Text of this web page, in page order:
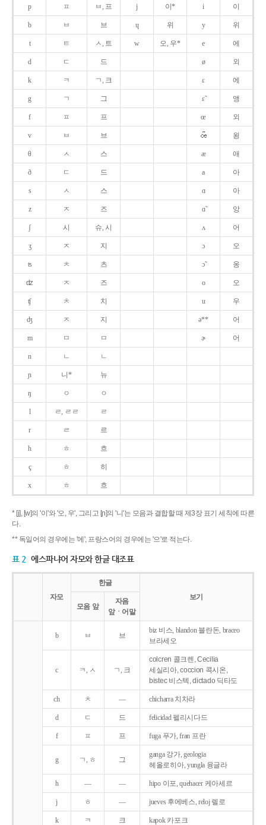
p ㅍ ㅂ, 프 j 이* i 이
b ㅂ 브 ɥ 위 y 위
t ㅌ ㅅ, 트 w 오, 우* e 에
d ㄷ 드 ø 외
k ㅋ ㄱ, 크 ɛ 에
g ㄱ 그 ɛ̃ 앵
f ㅍ 프 œ 외
v ㅂ 브 욍
θ ㅅ 스 æ 애
ð ㄷ 드 a 아
s ㅅ 스 ɑ 아
z ㅈ 즈 ɑ̃ 앙
ʃ 시 슈, 시 ʌ 어
ʒ ㅈ 지 ɔ 오
ʦ ㅊ 츠 ɔ̃ 옹
ʣ ㅈ 즈 o 오
ʧ ㅊ 치 u 우
ʤ ㅈ 지 ə** 어
m ㅁ ㅁ ɚ 어
n ㄴ ㄴ
ɲ 니* 뉴
ŋ ㅇ ㅇ
l ㄹ, ㄹㄹ ㄹ
r ㄹ 르
h ㅎ 흐
ç ㅎ 히
x ㅎ 흐
* [j], [w]의 '이'와 '오, 우', 그리고 [ɲ]의 '니'는 모음과 결합할 때 제3장 표기 세칙에 따른
다.
** 독일어의 경우에는 '에', 프랑스어의 경우에는 '으'로 적는다.
표 2 에스파냐어 자모와 한글 대조표
자모
한글
보기
모음 앞
자음
앞ㆍ어말
b ㅂ 브
biz 비스, blandon 블란돈, braceo
브라세오
c ㅋ, ㅅ ㄱ, 크
colcren 콜크렌, Cecilia
세실리아, coccion 콕시온,
bistec 비스텍, dictado 딕타도
ch ㅊ ― chicharra 치차라
d ㄷ 드 felicidad 펠리시다드
f ㅍ 프 fuga 푸가, fran 프란
g ㄱ, ㅎ 그
ganga 강가, geologia
헤올로히아, yungla 융글라
h ― ― hipo 이포, quehacer 케아세르
j ㅎ ― jueves 후에베스, reloj 렐로
k ㅋ 크 kapok 카포크